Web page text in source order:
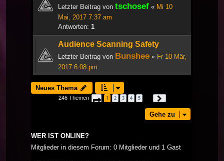
Letzter Beitrag von tschosef « Mi 10
Mai, 2017 7:37 am
Antworten: 1
Audience Scanning Safety
Letzter Beitrag von Bunshee « Fr 10 Mär,
2017 6:08 pm
Neues Thema
246 Themen Seite 1von
1 2 3 4 5
Gehe zu
WER IST ONLINE?
Mitglieder in diesem Forum: 0 Mitglieder und 1 Gast